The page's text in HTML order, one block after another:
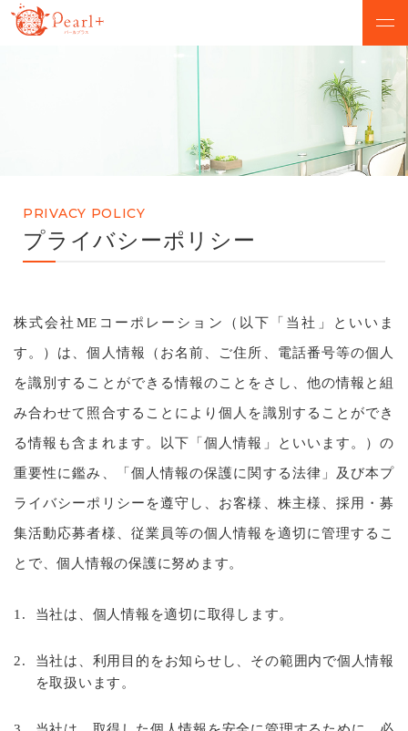
CAMPAIGN
MENU
SALON FLOW
NEWS
お知らせ
Q&A
よくあるご質問
無料カウンセリング予約
PRIVACY POLICY
プライバシーポリシー
株式会社MEコーポレーション（以下「当社」といいま
す。）は、個人情報（お名前、ご住所、電話番号等の個人
を識別することができる情報のことをさし、他の情報と組
み合わせて照合することにより個人を識別することができ
る情報も含まれます。以下「個人情報」といいます。）の
重要性に鑑み、「個人情報の保護に関する法律」及び本プ
ライバシーポリシーを遵守し、お客様、株主様、採用・募
集活動応募者様、従業員等の個人情報を適切に管理するこ
とで、個人情報の保護に努めます。
1. 当社は、個人情報を適切に取得します。
2.
当社は、利用目的をお知らせし、その範囲内で個人情報
を取扱います。